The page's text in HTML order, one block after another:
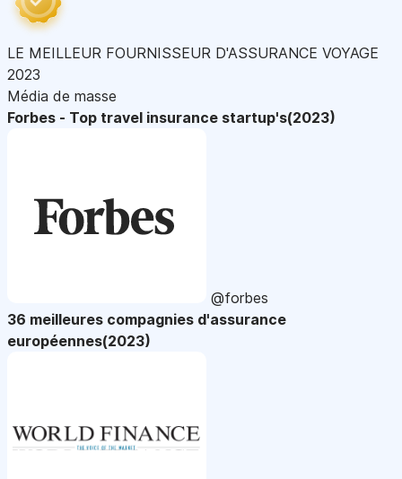
LE MEILLEUR FOURNISSEUR D'ASSURANCE VOYAGE
2023
Média de masse
Forbes - Top travel insurance startup's(2023)
@forbes
36 meilleures compagnies d'assurance
européennes(2023)